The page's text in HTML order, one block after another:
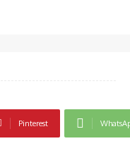
Pinterest